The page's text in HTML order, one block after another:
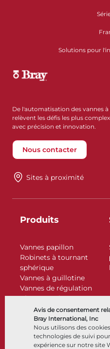
Avis de consentement
Bray International, Inc
Nous utilisons des
technologies de suivi
expérience sur notre site
Solutions pour
De l'automatisation des vannes
relèvent les défis les plus
avec précision et innovation.
Nous contacter
Sites à proximité
Produits
Vannes papillon
Robinets à tournant
sphérique
Vannes à guillotine
Vannes de régulation
Clapets antiretour
Actionneurs
Accessoires de contrôle
Cryogénique
Entreprise